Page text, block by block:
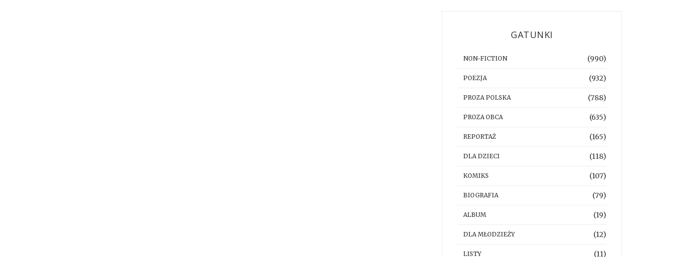
GATUNKI
NON-FICTION (990)
POEZJA (932)
PROZA POLSKA (788)
PROZA OBCA (635)
REPORTAŻ (165)
DLA DZIECI (118)
KOMIKS (107)
BIOGRAFIA (79)
ALBUM (19)
DLA MŁODZIEŻY (12)
LISTY (11)